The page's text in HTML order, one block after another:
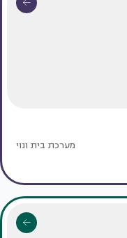
מערכת בית ונוי